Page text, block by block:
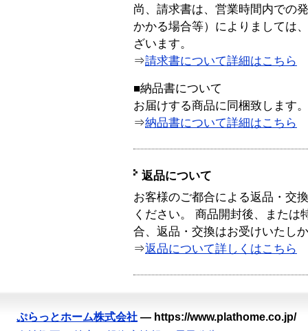
尚、請求書は、営業時間内での
かかる場合等）によりましては
ざいます。
⇒請求書について詳細はこちら
■納品書について
お届けする商品に同梱致します。
⇒納品書について詳細はこちら
返品について
お客様のご都合による返品・交
ください。 商品開封後、または
合、返品・交換はお受けいたし
⇒返品について詳しくはこちら
ぷらっとホーム株式会社 — https://www.plathome.co.jp/